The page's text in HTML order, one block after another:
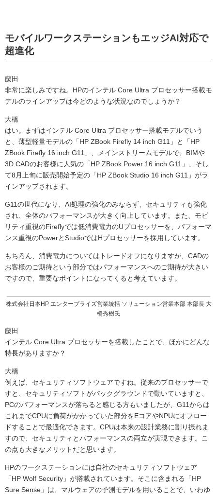
モバイルワークステーションもエッジAI対応で
超進化
藤田
非常に楽しみですね。HPのインテル Core Ultra プロセッサー搭載モ
デルのラインアップは今どのような状況なのでしょうか？
大橋
はい。まずはインテル Core Ultra プロセッサー搭載モデルでいう
と、薄型軽量モデルの「HP ZBook Firefly 14 inch G11」と「HP
ZBook Firefly 16 inch G11」、メインストリームモデルで、BIMや
3D CADのお客様に人気の「HP ZBook Power 16 inch G11」、そし
て8月上旬に販売開始予定の「HP ZBook Studio 16 inch G11」がラ
インアップされます。
G11の世代になり、AI処理の強化のみならず、セキュリティも強化
され、全体のパフォーマンスが大きく向上しています。また、モビ
リティ重視のFireflyでは低消費電力のUプロセッサーを、パフォーマ
ンス重視のPowerとStudioではHプロセッサーを採用しています。
もちろん、消費電力についてはトレードオフになりますが、CADの
お客様のご期待という部分ではパフォーマンスへのご期待が大きい
ですので、重要なポイントになってくると考えています。
株式会社日本HP エンタープライズ営業統括 ソリューション営業本部 本部長 大
橋秀樹氏
藤田
インテル Core Ultra プロセッサーを搭載したことで、ほかにどんな
特長がありますか？
大橋
例えば、セキュリティソフトウェアですね。従来のプロセッサーで
すと、セキュリティソフトがバックグラウンドで動いていますと、
PCのパフォーマンスが落ちると感じる方もいましたが、G11からは
これまでCPUに負荷がかかっていた部分をEコアやNPUにオフロー
ドすることで最適化できます。CPUは本来の設計業務に割り振れま
すので、セキュリティとパフォーマンスの両立が実現できます。こ
の点も大きなメリットだと思います。
HPのワークステーションには自社のセキュリティソフトウェア
「HP Wolf Security」が搭載されています。そこに含まれる「HP
Sure Sense」は、マルウェアの予測モデルを用いることで、いわゆ